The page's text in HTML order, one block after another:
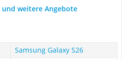
und weitere Angebote
Samsung Galaxy S26